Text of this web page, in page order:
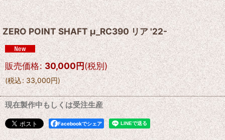
ZERO POINT SHAFT μ_RC390 リア '22-
販売価格: 30,000円(税別)
(税込: 33,000円)
現在製作中もしくは受注生産
Facebookでシェア